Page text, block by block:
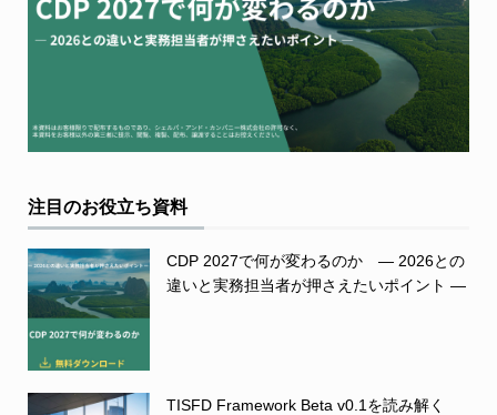
注目のお役立ち資料
CDP 2027で何が変わるのか ― 2026との
違いと実務担当者が押さえたいポイント ―
TISFD Framework Beta v0.1を読み解く